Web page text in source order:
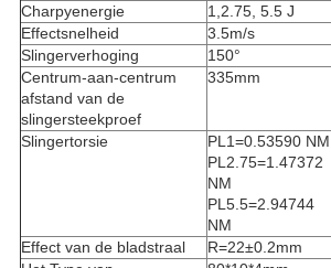
Charpyenergie
1,2.75, 5.5 J
Effectsnelheid
3.5m/s
Slingerverhoging
150°
Centrum-aan-centrum
afstand van de
slingersteekproef
335mm
Slingertorsie
PL1=0.53590 NM
PL2.75=1.47372
NM
PL5.5=2.94744
NM
Effect van de bladstraal
R=22±0.2mm